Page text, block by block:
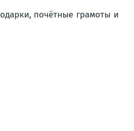
почётные грамоты и